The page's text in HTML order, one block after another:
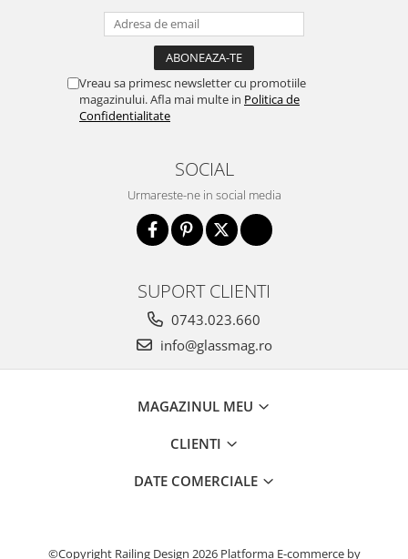
Vreau sa primesc newsletter cu promotiile
magazinului. Afla mai multe in Politica de
Confidentialitate
SOCIAL
Urmareste-ne in social media
SUPORT CLIENTI
0743.023.660
info@glassmag.ro
MAGAZINUL MEU
CLIENTI
DATE COMERCIALE
©Copyright Railing Design 2026 Platforma E-commerce by